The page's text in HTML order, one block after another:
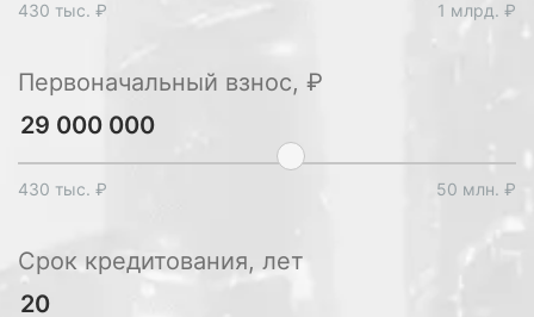
430 тыс. ₽ 1 млрд. ₽
Первоначальный взнос, ₽
430 тыс. ₽ 50 млн. ₽
Срок кредитования, лет